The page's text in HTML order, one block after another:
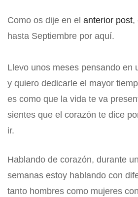
Como os dije en el anterior post,
hasta Septiembre por aquí.
Llevo unos meses pensando en
y quiero dedicarle el mayor
es como que la vida te va
sientes que el corazón te dice
ir.
Hablando de corazón, durante
semanas estoy hablando con
tanto hombres como mujeres